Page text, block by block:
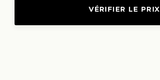
VÉRIFIER LE PRIX